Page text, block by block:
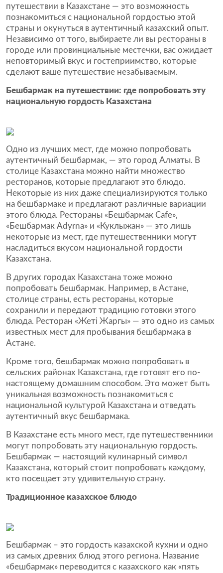
путешествии в Казахстане — это возможность
познакомиться с национальной гордостью этой
страны и окунуться в аутентичный казахский опыт.
Независимо от того, выбираете ли вы рестораны в
городе или провинциальные местечки, вас ожидает
неповторимый вкус и гостеприимство, которые
сделают ваше путешествие незабываемым.
Бешбармак на путешествии: где попробовать эту
национальную гордость Казахстана
Одно из лучших мест, где можно попробовать
аутентичный бешбармак, — это город Алматы. В
столице Казахстана можно найти множество
ресторанов, которые предлагают это блюдо.
Некоторые из них даже специализируются только
на бешбармаке и предлагают различные вариации
этого блюда. Рестораны «Бешбармак Cafe»,
«Бешбармак Adyrna» и «Куклыжан» — это лишь
некоторые из мест, где путешественники могут
насладиться вкусом национальной гордости
Казахстана.
В других городах Казахстана тоже можно
попробовать бешбармак. Например, в Астане,
столице страны, есть рестораны, которые
сохранили и передают традицию готовки этого
блюда. Ресторан «Жеті Жаргы» — это одно из самых
известных мест для пробывания бешбармака в
Астане.
Кроме того, бешбармак можно попробовать в
сельских районах Казахстана, где готовят его по-
настоящему домашним способом. Это может быть
уникальная возможность познакомиться с
национальной культурой Казахстана и отведать
аутентичный вкус бешбармака.
В Казахстане есть много мест, где путешественники
могут попробовать эту национальную гордость.
Бешбармак — настоящий кулинарный символ
Казахстана, который стоит попробовать каждому,
кто посещает эту удивительную страну.
Традиционное казахское блюдо
Бешбармак – это гордость казахской кухни и одно
из самых древних блюд этого региона. Название
«бешбармак» переводится с казахского как «пять